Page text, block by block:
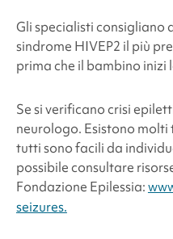
Gli specialisti consigliano
sindrome HIVEP2 il più
prima che il bambino inizi
Se si verificano crisi
neurologo. Esistono molti
tutti sono facili da
possibile consultare
Fondazione Epilessia:
seizures.